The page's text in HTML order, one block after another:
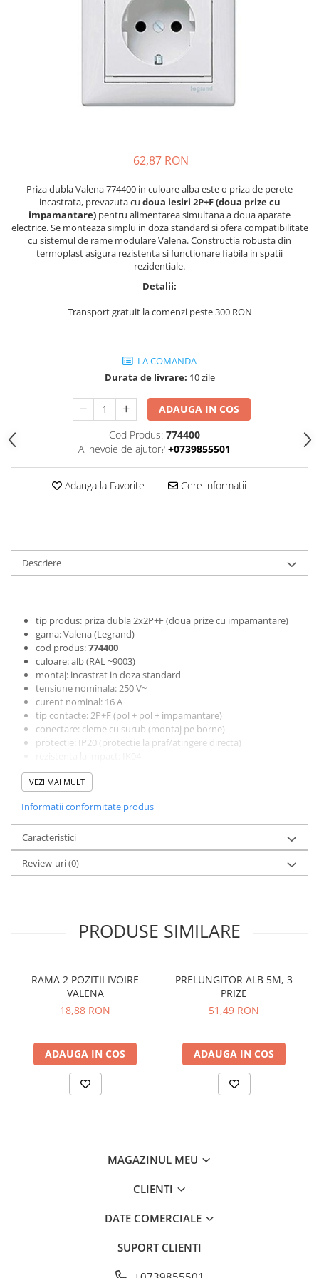
62,87 RON
Priza dubla Valena 774400 in culoare alba este o priza de perete
incastrata, prevazuta cu doua iesiri 2P+F (doua prize cu
impamantare) pentru alimentarea simultana a doua aparate
electrice. Se monteaza simplu in doza standard si ofera compatibilitate
cu sistemul de rame modulare Valena. Constructia robusta din
termoplast asigura rezistenta si functionare fiabila in spatii
rezidentiale.
Detalii:
Transport gratuit la comenzi peste 300 RON
LA COMANDA
Durata de livrare: 10 zile
ADAUGA IN COS
Cod Produs: 774400
Ai nevoie de ajutor? +0739855501
Adauga la Favorite Cere informatii
Descriere
tip produs: priza dubla 2x2P+F (doua prize cu impamantare)
gama: Valena (Legrand)
cod produs:774400
culoare: alb (RAL ~9003)
montaj: incastrat in doza standard
tensiune nominala: 250 V~
curent nominal: 16 A
tip contacte: 2P+F (pol + pol + impamantare)
conectare: cleme cu surub (montaj pe borne)
protectie: IP20 (protectie la praf/atingere directa)
material: termoplast dur
compatibilitate: rame modulare Valena (vandute separat)
VEZI MAI MULT
Informatii conformitate produs
Caracteristici
Review-uri(0)
PRODUSE SIMILARE
RAMA 2 POZITII IVOIRE
VALENA
18,88 RON
ADAUGA IN COS
PRELUNGITOR ALB 5M, 3
PRIZE
51,49 RON
ADAUGA IN COS
MAGAZINUL MEU
CLIENTI
DATE COMERCIALE
SUPORT CLIENTI